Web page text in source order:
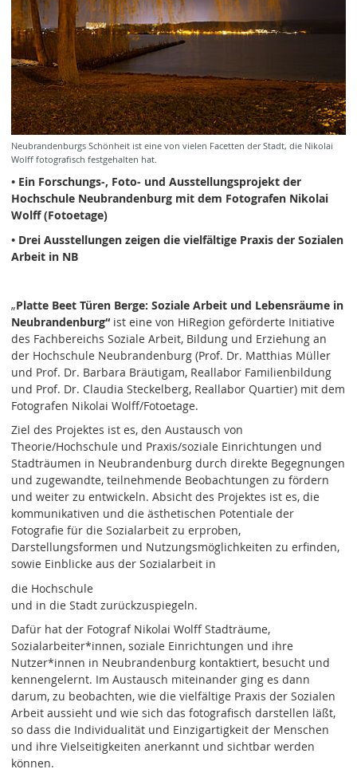
Neubrandenburgs Schönheit ist eine von vielen Facetten der Stadt, die Nikolai
Wolff fotografisch festgehalten hat.
• Ein Forschungs-, Foto- und Ausstellungsprojekt der
Hochschule Neubrandenburg mit dem Fotografen Nikolai
Wolff (Fotoetage)
• Drei Ausstellungen zeigen die vielfältige Praxis der Sozialen
Arbeit in NB
„Platte Beet Türen Berge: Soziale Arbeit und Lebensräume in
Neubrandenburg“ ist eine von HiRegion geförderte Initiative
des Fachbereichs Soziale Arbeit, Bildung und Erziehung an
der Hochschule Neubrandenburg (Prof. Dr. Matthias Müller
und Prof. Dr. Barbara Bräutigam, Reallabor Familienbildung
und Prof. Dr. Claudia Steckelberg, Reallabor Quartier) mit dem
Fotografen Nikolai Wolff/Fotoetage.
Ziel des Projektes ist es, den Austausch von
Theorie/Hochschule und Praxis/soziale Einrichtungen und
Stadträumen in Neubrandenburg durch direkte Begegnungen
und zugewandte, teilnehmende Beobachtungen zu fördern
und weiter zu entwickeln. Absicht des Projektes ist es, die
kommunikativen und die ästhetischen Potentiale der
Fotografie für die Sozialarbeit zu erproben,
Darstellungsformen und Nutzungsmöglichkeiten zu erfinden,
sowie Einblicke aus der Sozialarbeit in
die Hochschule
und in die Stadt zurückzuspiegeln.
Dafür hat der Fotograf Nikolai Wolff Stadträume,
Sozialarbeiter*innen, soziale Einrichtungen und ihre
Nutzer*innen in Neubrandenburg kontaktiert, besucht und
kennengelernt. Im Austausch miteinander ging es dann
darum, zu beobachten, wie die vielfältige Praxis der Sozialen
Arbeit aussieht und wie sich das fotografisch darstellen läßt,
so dass die Individualität und Einzigartigkeit der Menschen
und ihre Vielseitigkeiten anerkannt und sichtbar werden
können.